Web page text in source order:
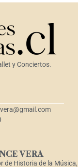
y Conciertos.
VERA
de Historia de la